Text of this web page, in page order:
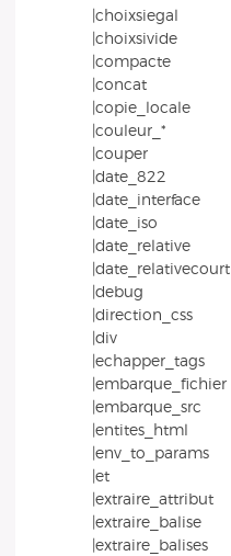
|choixsiegal
|choixsivide
|compacte
|concat
|copie_locale
|couleur_*
|couper
|date_822
|date_interface
|date_iso
|date_relative
|date_relativecourt
|debug
|direction_css
|div
|echapper_tags
|embarque_fichier
|embarque_src
|entites_html
|env_to_params
|et
|extraire_attribut
|extraire_balise
|extraire_balises